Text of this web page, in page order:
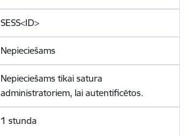
SESS<ID>
Nepieciešams
Nepieciešams tikai satura
administratoriem, lai autentificētos.
1 stunda